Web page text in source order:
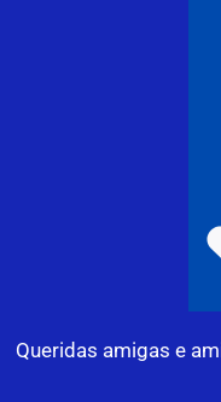
Queridas amigas e